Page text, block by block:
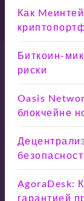
Как
Биткоин-
риски
Oasis
блокчейне
AgoraDesk:
гарантией